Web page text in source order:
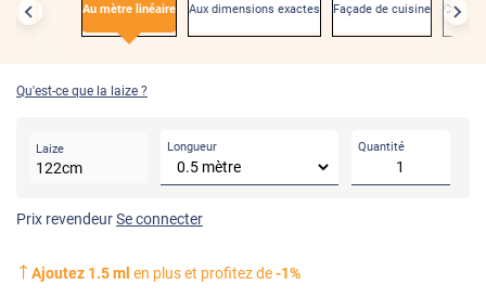
Au mètre linéaire Aux dimensions exactes Façade de cuisine
Qu'est-ce que la laize ?
Laize
122cm
Longueur Quantité
Prix revendeurSe connecter
Ajoutez 1.5ml en plus et profitez de-1%